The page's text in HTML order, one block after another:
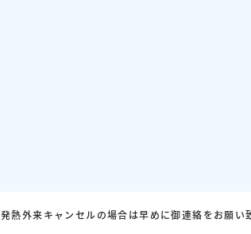
発熱外来キャンセルの場合は早めに御連絡をお願い